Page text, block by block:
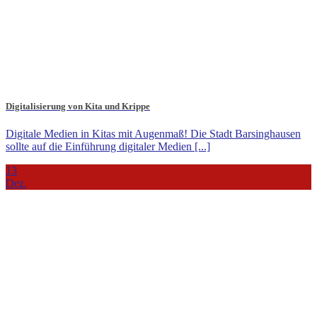
Digitalisierung von Kita und Krippe
Digitale Medien in Kitas mit Augenmaß! Die Stadt Barsinghausen
sollte auf die Einführung digitaler Medien [...]
13
Dez.